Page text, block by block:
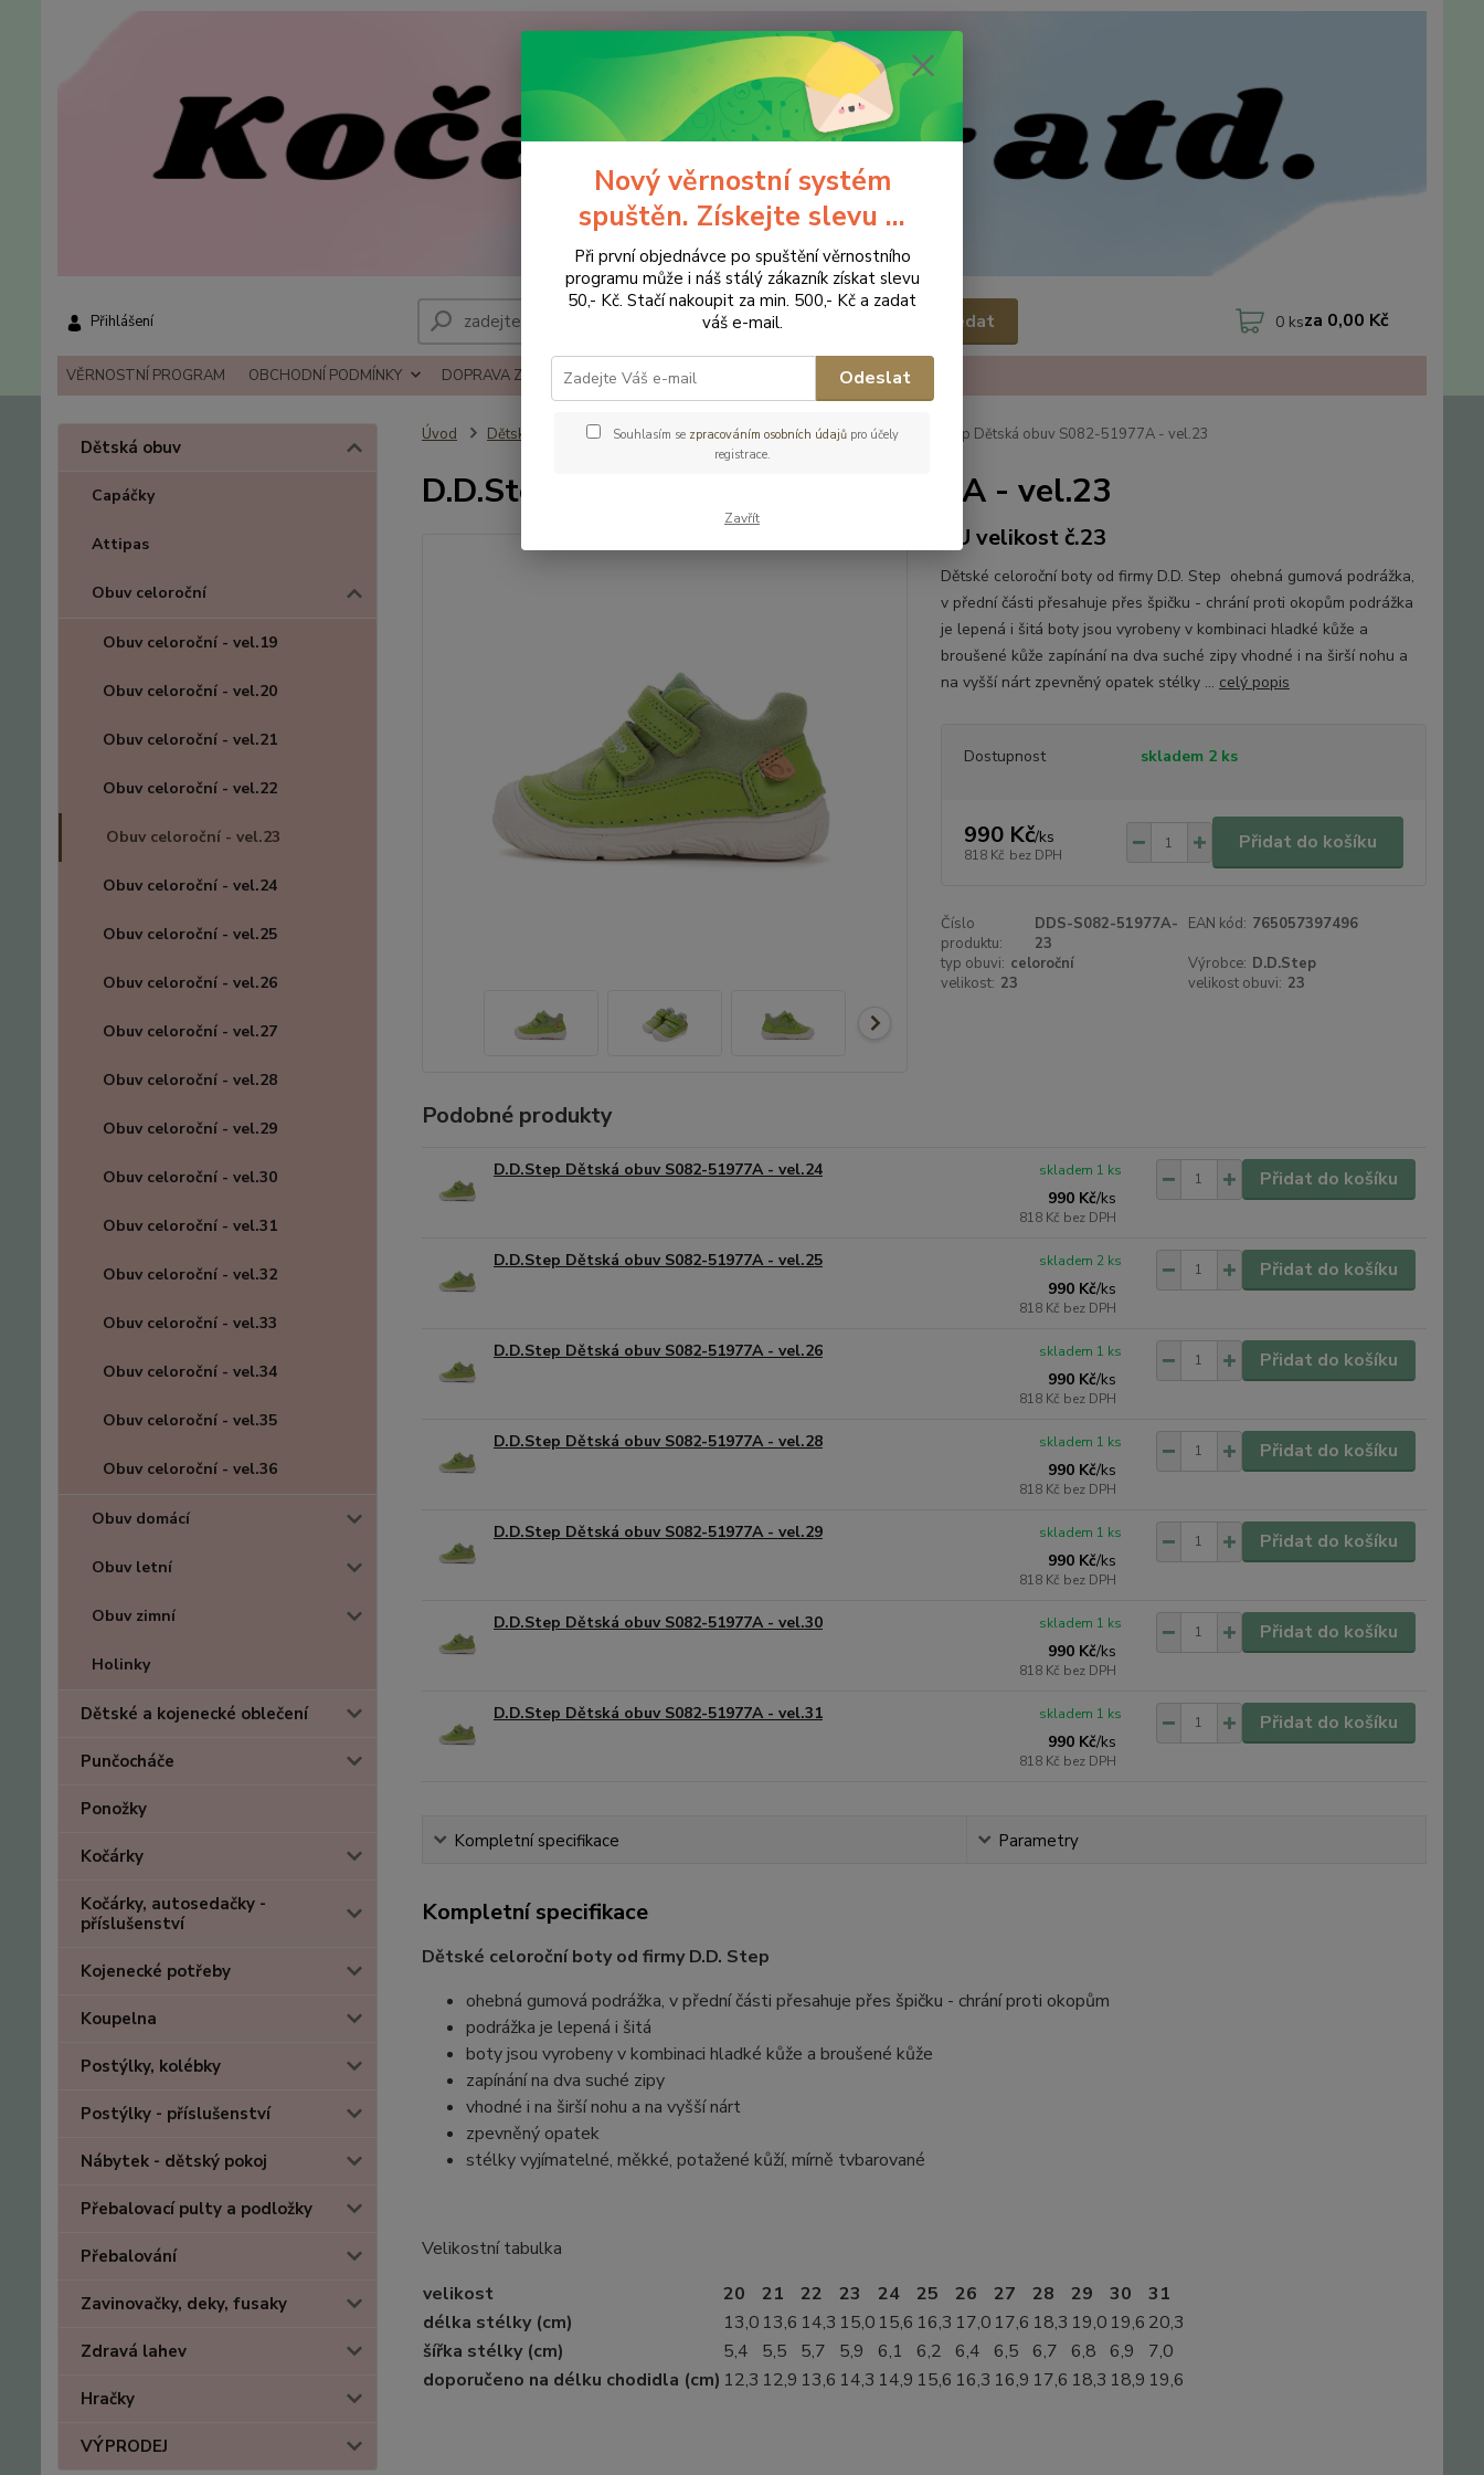
VĚRNOSTNÍ PROGRAM OBCHODNÍ PODMÍNKY DOPRAVA ZBOŽÍ REKLAMACE A VRÁCENÍ ZBOŹÍ KONTAKTY
Přihlášení Hledat 0 ksza 0,00 Kč
Dětská obuv
Capáčky
Attipas
Obuv celoroční
Obuv celoroční - vel.19
Obuv celoroční - vel.20
Obuv celoroční - vel.21
Obuv celoroční - vel.22
Obuv celoroční - vel.23
Obuv celoroční - vel.24
Obuv celoroční - vel.25
Obuv celoroční - vel.26
Obuv celoroční - vel.27
Obuv celoroční - vel.28
Obuv celoroční - vel.29
Obuv celoroční - vel.30
Obuv celoroční - vel.31
Obuv celoroční - vel.32
Obuv celoroční - vel.33
Obuv celoroční - vel.34
Obuv celoroční - vel.35
Obuv celoroční - vel.36
Obuv domácí
Obuv letní
Obuv zimní
Holinky
Dětské a kojenecké oblečení
Punčocháče
Ponožky
Kočárky
Kočárky, autosedačky -
příslušenství
Kojenecké potřeby
Koupelna
Postýlky, kolébky
Postýlky - příslušenství
Nábytek - dětský pokoj
Přebalovací pulty a podložky
Přebalování
Zavinovačky, deky, fusaky
Zdravá lahev
Hračky
VÝPRODEJ
Úvod Dětská obuv Obuv celoroční Obuv celoroční - vel.23 D.D.Step Dětská obuv S082-51977A - vel.23
D.D.Step Dětská obuv S082-51977A - vel.23
EU velikost č.23
Dětské celoroční boty od firmy D.D. Step ohebná gumová podrážka,
v přední části přesahuje přes špičku - chrání proti okopům podrážka
je lepená i šitá boty jsou vyrobeny v kombinaci hladké kůže a
broušené kůže zapínání na dva suché zipy vhodné i na širší nohu a
na vyšší nárt zpevněný opatek stélky ... celý popis
Dostupnost skladem 2 ks
990 Kč/ks
818 Kč bez DPH
Přidat do košíku
Číslo
produktu:
DDS-S082-51977A-
23
EAN kód: 765057397496
typ obuvi: celoroční Výrobce: D.D.Step
velikost: 23 velikost obuvi: 23
Podobné produkty
D.D.Step Dětská obuv S082-51977A - vel.24
990 Kč/ks
818 Kč bez DPH
skladem 1 ks Přidat do košíku
D.D.Step Dětská obuv S082-51977A - vel.25
990 Kč/ks
818 Kč bez DPH
skladem 2 ks Přidat do košíku
D.D.Step Dětská obuv S082-51977A - vel.26
990 Kč/ks
818 Kč bez DPH
skladem 1 ks Přidat do košíku
D.D.Step Dětská obuv S082-51977A - vel.28
990 Kč/ks
818 Kč bez DPH
skladem 1 ks Přidat do košíku
D.D.Step Dětská obuv S082-51977A - vel.29
990 Kč/ks
818 Kč bez DPH
skladem 1 ks Přidat do košíku
D.D.Step Dětská obuv S082-51977A - vel.30
990 Kč/ks
818 Kč bez DPH
skladem 1 ks Přidat do košíku
D.D.Step Dětská obuv S082-51977A - vel.31
990 Kč/ks
818 Kč bez DPH
skladem 1 ks Přidat do košíku
Kompletní specifikace Parametry
Kompletní specifikace
Dětské celoroční boty od firmy D.D. Step
ohebná gumová podrážka, v přední části přesahuje přes špičku - chrání proti okopům
podrážka je lepená i šitá
boty jsou vyrobeny v kombinaci hladké kůže a broušené kůže
zapínání na dva suché zipy
vhodné i na širší nohu a na vyšší nárt
zpevněný opatek
stélky vyjímatelné, měkké, potažené kůží, mírně tvbarované
Velikostní tabulka
velikost
20 21 22 23 24 25 26 27 28 29 30
31
délka stélky (cm)
13,0 13,6 14,3 15,0 15,6 16,3 17,0 17,6 18,3 19,0 19,6 20,3
šířka stélky (cm)
5,4 5,5 5,7 5,9 6,1 6,2 6,4 6,5 6,7 6,8 6,9
7,0
doporučeno na délku chodidla (cm) 12,3 12,9 13,6 14,3 14,9 15,6 16,3 16,9 17,6 18,3 18,9 19,6
Nový věrnostní systém
spuštěn. Získejte slevu ...
Při první objednávce po spuštění věrnostního
programu může i náš stálý zákazník získat slevu
50,- Kč. Stačí nakoupit za min. 500,- Kč a zadat
váš e-mail.
Odeslat
Souhlasím se zpracováním osobních údajůpro účely
registrace.
Zavřít